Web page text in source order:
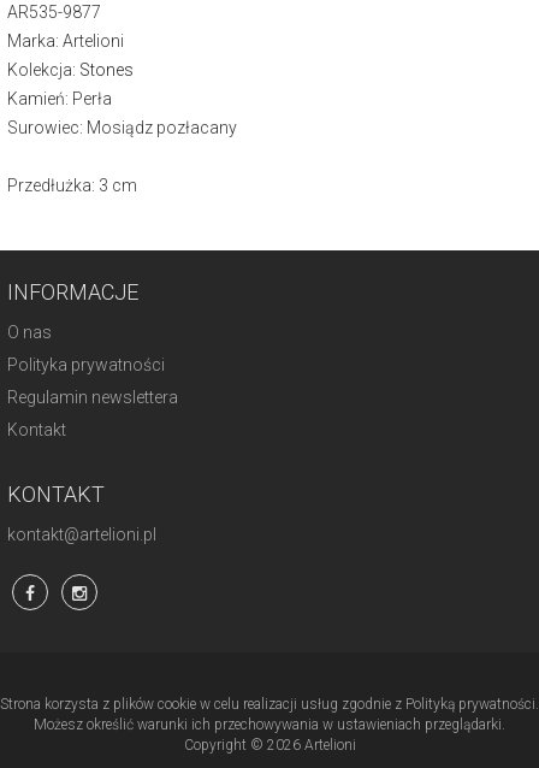
AR535-9877
Marka: Artelioni
Kolekcja: Stones
Kamień: Perła
Surowiec: Mosiądz pozłacany
Przedłużka: 3 cm
INFORMACJE
O nas
Polityka prywatności
Regulamin newslettera
Kontakt
KONTAKT
kontakt@artelioni.pl
Strona korzysta z plików cookie w celu realizacji usług zgodnie z Polityką prywatności.
Możesz określić warunki ich przechowywania w ustawieniach przeglądarki.
Copyright © 2026 Artelioni